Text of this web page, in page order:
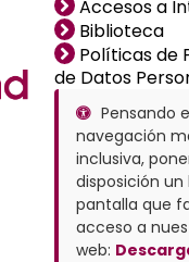
Accesos a
Biblioteca
Políticas de
de Datos
Pensando
navegación
inclusiva,
disposición
pantalla que
acceso a
web: